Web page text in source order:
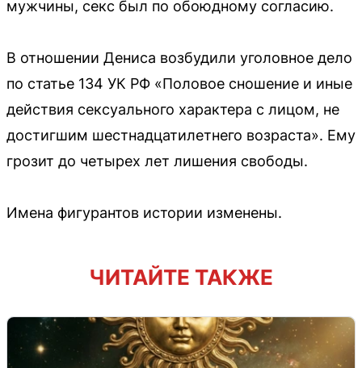
мужчины, секс был по обоюдному согласию.
В отношении Дениса возбудили уголовное дело
по статье 134 УК РФ «Половое сношение и иные
действия сексуального характера с лицом, не
достигшим шестнадцатилетнего возраста». Ему
грозит до четырех лет лишения свободы.
Имена фигурантов истории изменены.
ЧИТАЙТЕ ТАКЖЕ